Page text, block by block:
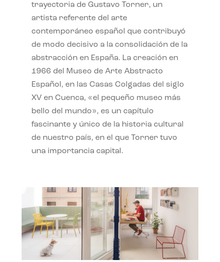
trayectoria de Gustavo Torner, un
artista referente del arte
contemporáneo español que contribuyó
de modo decisivo a la consolidación de la
abstracción en España. La creación en
1966 del Museo de Arte Abstracto
Español, en las Casas Colgadas del siglo
XV en Cuenca, «el pequeño museo más
bello del mundo», es un capítulo
fascinante y único de la historia cultural
de nuestro país, en el que Torner tuvo
una importancia capital.